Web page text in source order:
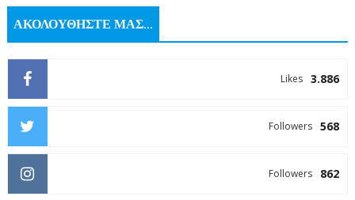
ΑΚΟΛΟΥΘΗΣΤΕ ΜΑΣ...
3.886
Likes
568
Followers
862
Followers